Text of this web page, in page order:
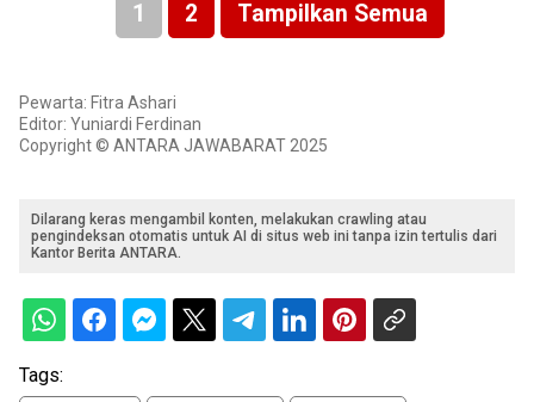
1 2 Tampilkan Semua
Pewarta: Fitra Ashari
Editor: Yuniardi Ferdinan
Copyright © ANTARA JAWABARAT 2025
Dilarang keras mengambil konten, melakukan crawling atau
pengindeksan otomatis untuk AI di situs web ini tanpa izin tertulis dari
Kantor Berita ANTARA.
Tags: